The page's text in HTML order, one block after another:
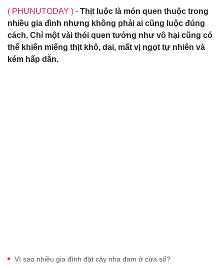
( PHUNUTODAY ) - Thịt luộc là món quen thuộc trong
nhiều gia đình nhưng không phải ai cũng luộc đúng
cách. Chỉ một vài thói quen tưởng như vô hại cũng có
thể khiến miếng thịt khô, dai, mất vị ngọt tự nhiên và
kém hấp dẫn.
Vì sao nhiều gia đình đặt cây nha đam ở cửa sổ?